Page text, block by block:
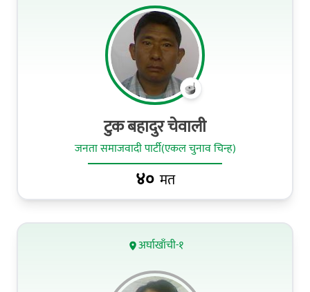
टुक बहादुर चेवाली
जनता समाजवादी पार्टी(एकल चुनाव चिन्ह)
४० मत
अर्घाखाँची-१